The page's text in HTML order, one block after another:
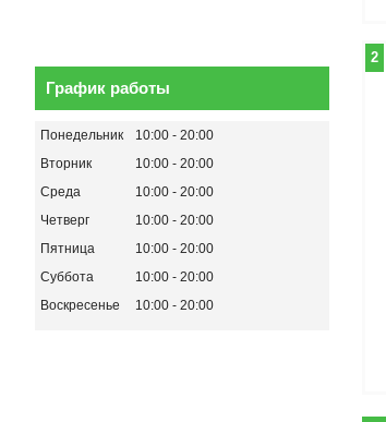
2
График работы
Понедельник 10:00
20:00
Вторник
10:00
20:00
Среда
10:00
20:00
Четверг
10:00
20:00
Пятница
10:00
20:00
Суббота
10:00
20:00
Воскресенье
10:00 20:00